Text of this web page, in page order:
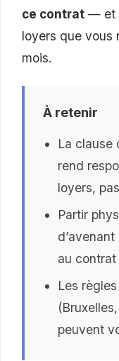
ce contrat — et
loyers que vous
mois.
À retenir
La clause
rend
loyers,
Partir
au
Les
peuvent